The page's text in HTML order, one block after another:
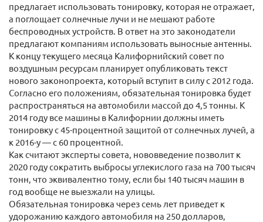
предлагает использовать тонировку, которая не отражает,
а поглощает солнечные лучи и не мешают работе
беспроводных устройств. В ответ на это законодатели
предлагают компаниям использовать выносные антенны.
К концу текущего месяца Калифорнийский совет по
воздушным ресурсам планирует опубликовать текст
нового законопроекта, который вступит в силу с 2012 года.
Согласно его положениям, обязательная тонировка будет
распространяться на автомобили массой до 4,5 тонны. К
2014 году все машины в Калифорнии должны иметь
тонировку с 45-процентной защитой от солнечных лучей, а
к 2016-у — с 60 процентной.
Как считают эксперты совета, нововведение позволит к
2020 году сократить выбросы углекислого газа на 700 тысяч
тонн, что эквивалентно тому, если бы 140 тысяч машин в
год вообще не выезжали на улицы.
Обязательная тонировка через семь лет приведет к
удорожанию каждого автомобиля на 250 долларов,